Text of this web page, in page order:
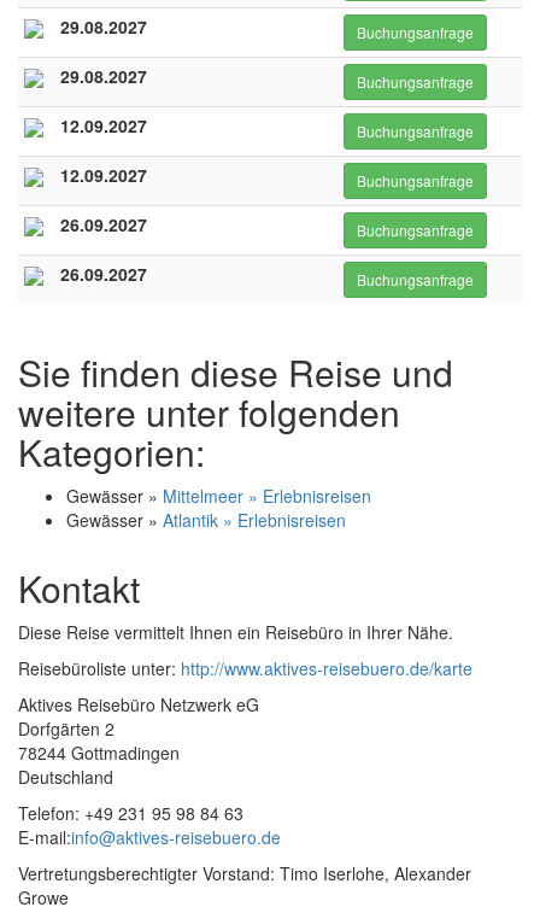
29.08.2027 Buchungsanfrage
29.08.2027 Buchungsanfrage
12.09.2027 Buchungsanfrage
12.09.2027 Buchungsanfrage
26.09.2027 Buchungsanfrage
26.09.2027 Buchungsanfrage
Sie finden diese Reise und
weitere unter folgenden
Kategorien:
Gewässer » Mittelmeer » Erlebnisreisen
Gewässer » Atlantik » Erlebnisreisen
Kontakt
Diese Reise vermittelt Ihnen ein Reisebüro in Ihrer Nähe.
Reisebüroliste unter: http://www.aktives-reisebuero.de/karte
Aktives Reisebüro Netzwerk eG
Dorfgärten 2
78244 Gottmadingen
Deutschland
Telefon: +49 231 95 98 84 63
E-mail:info@aktives-reisebuero.de
Vertretungsberechtigter Vorstand: Timo Iserlohe, Alexander
Growe